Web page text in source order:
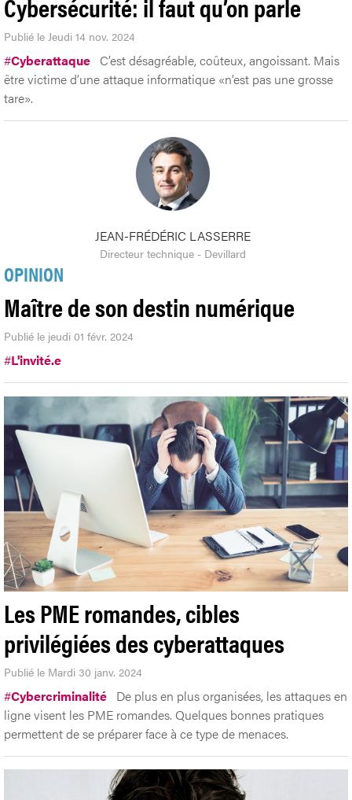
Publié le Jeudi 14 nov. 2024
#Cyberattaque C’est désagréable, coûteux, angoissant. Mais
être victime d’une attaque informatique «n’est pas une grosse
tare».
JEAN-FRÉDÉRIC LASSERRE
Directeur technique - Devillard
OPINION
Maître de son destin numérique
Publié le jeudi 01 févr. 2024
#L'invité.e
Les PME romandes, cibles
privilégiées des cyberattaques
Publié le Mardi 30 janv. 2024
#Cybercriminalité De plus en plus organisées, les attaques en
ligne visent les PME romandes. Quelques bonnes pratiques
permettent de se préparer face à ce type de menaces.